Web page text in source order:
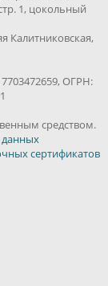
1, цокольный
Калитниковская,
ОГРН:
средством.
данных
сертификатов